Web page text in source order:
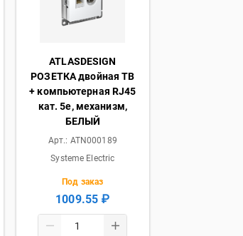
ATLASDESIGN
РОЗЕТКА двойная ТВ
+ компьютерная RJ45
кат. 5e, механизм,
БЕЛЫЙ
Арт.: ATN000189
Systeme Electric
Под заказ
1009.55 ₽